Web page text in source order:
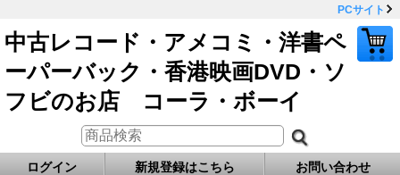
PCサイト
中古レコード・アメコミ・洋書ペ
ーパーバック・香港映画DVD・ソ
フビのお店 コーラ・ボーイ
ログイン 新規登録はこちら お問い合わせ